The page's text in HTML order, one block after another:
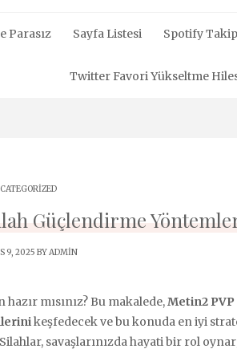
Parasız Sayfa Listesi Spotify
Twitter Favori Yükseltme
Güçlendirme
9, 2025 BYADMIN
mısınız? Bu makalede,Metin2 PVP
keşfedecek ve bu konuda en iyi
savaşlarınızda hayati bir rol